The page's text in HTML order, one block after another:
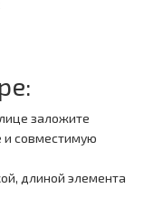
заложите
и совместимую
длиной элемента